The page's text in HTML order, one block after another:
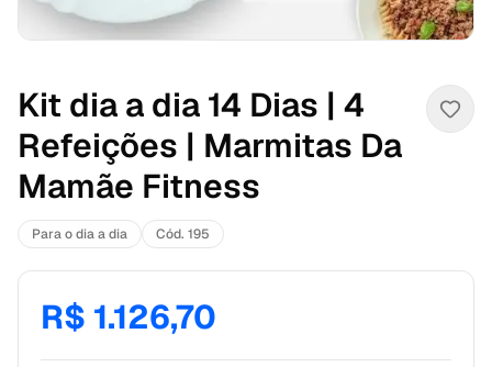
Kit dia a dia 14 Dias | 4
Refeições | Marmitas Da
Mamãe Fitness
Para o dia a dia Cód. 195
R$ 1.126,70